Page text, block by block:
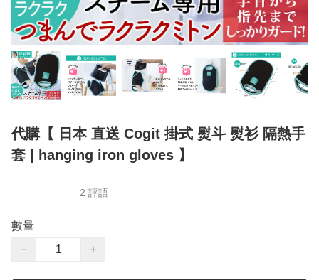
代購【 日本 直送 Cogit 掛式 熨斗 熨衫 隔熱手
套 | hanging iron gloves 】
2 評語
數量
−
+